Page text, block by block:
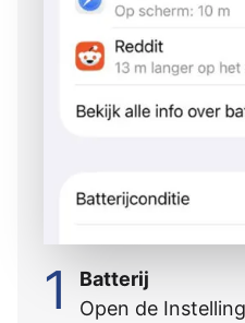
1
Batterij
Open de